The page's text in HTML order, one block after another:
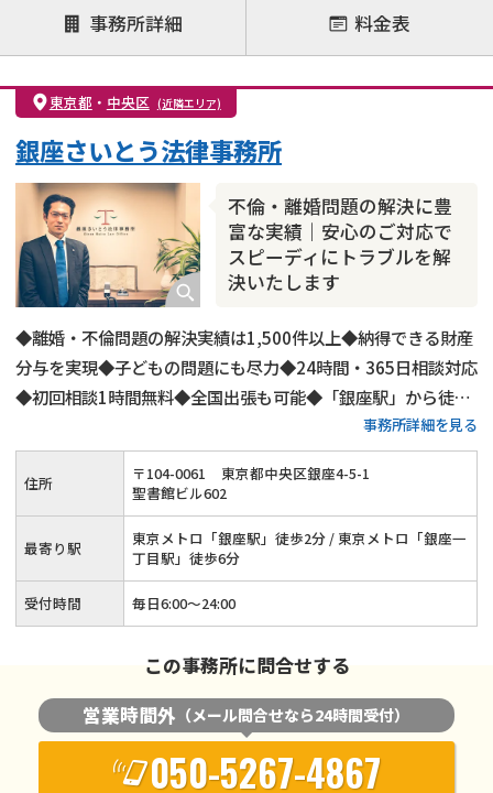
注力案件
離婚前相談
離婚調停
離婚裁判
親権・面会交流権
DV
モラハラ
不貞・不倫慰謝料請求
国際離婚
財産分与
内縁の夫婦
事務所詳細 料金表
東京都 ・ 中央区 (近隣エリア)
不倫・離婚問題の解決に豊
富な実績｜安心のご対応で
スピーディにトラブルを解
決いたします
銀座さいとう法律事務所
◆離婚・不倫問題の解決実績は1,500件以上◆納得できる財産
分与を実現◆子どもの問題にも尽力◆24時間・365日相談対応
◆初回相談1時間無料◆全国出張も可能◆「銀座駅」から徒歩
事務所詳細を見る
住所 〒104-0061
東京都中央区銀座4-5-1
聖書館ビル602
最寄り駅
東京メトロ「銀座駅」徒歩2分 / 東京メトロ「銀座一
丁目駅」徒歩6分
受付時間 毎日6:00～24:00
この事務所に問合せする
営業時間外 （メール問合せなら24時間受付）
050-5267-4867